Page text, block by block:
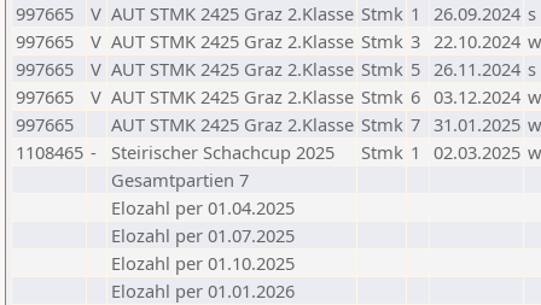
997665
V AUT STMK 2425 Graz 2.Klasse Stmk 1 26.09.2024 s
997665
V AUT STMK 2425 Graz 2.Klasse Stmk 3 22.10.2024 w
997665
V AUT STMK 2425 Graz 2.Klasse Stmk 5 26.11.2024 s
997665
V AUT STMK 2425 Graz 2.Klasse Stmk 6 03.12.2024 w
997665
AUT STMK 2425 Graz 2.Klasse Stmk 7 31.01.2025 w
1108465 - Steirischer Schachcup 2025 Stmk 1 02.03.2025 w
Gesamtpartien 7
Elozahl per 01.04.2025
Elozahl per 01.07.2025
Elozahl per 01.10.2025
Elozahl per 01.01.2026